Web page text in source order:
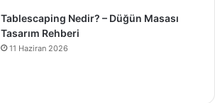
Tablescaping Nedir? – Düğün Masası
Tasarım Rehberi
11 Haziran 2026